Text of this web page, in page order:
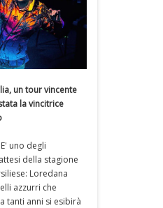
un tour vincente
la vincitrice
E' uno degli
della stagione
Loredana
azzurri che
tanti anni si esibirà